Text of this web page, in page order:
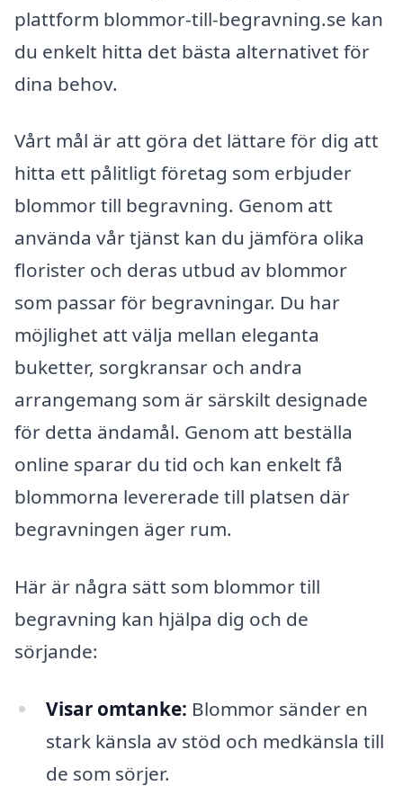
plattform blommor-till-begravning.se kan
du enkelt hitta det bästa alternativet för
dina behov.
Vårt mål är att göra det lättare för dig att
hitta ett pålitligt företag som erbjuder
blommor till begravning. Genom att
använda vår tjänst kan du jämföra olika
florister och deras utbud av blommor
som passar för begravningar. Du har
möjlighet att välja mellan eleganta
buketter, sorgkransar och andra
arrangemang som är särskilt designade
för detta ändamål. Genom att beställa
online sparar du tid och kan enkelt få
blommorna levererade till platsen där
begravningen äger rum.
Här är några sätt som blommor till
begravning kan hjälpa dig och de
sörjande:
Visar omtanke: Blommor sänder en
stark känsla av stöd och medkänsla till
de som sörjer.